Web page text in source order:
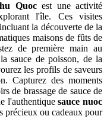
Quocest une activité
l'île. Ces visites
la découverte de la
maisons de fûts de
de première main au
sauce de poisson, de la
les profils de saveurs
Capturez des moments
de brassage de sauce de
l'authentiquesauce nuoc
précieux ou cadeaux pour